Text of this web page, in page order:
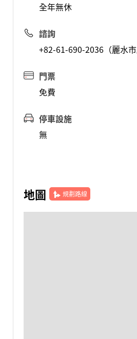
全年無休
諮詢
+82-61-690-2036（麗水市
門票
免費
停車設施
無
地圖 規劃路線